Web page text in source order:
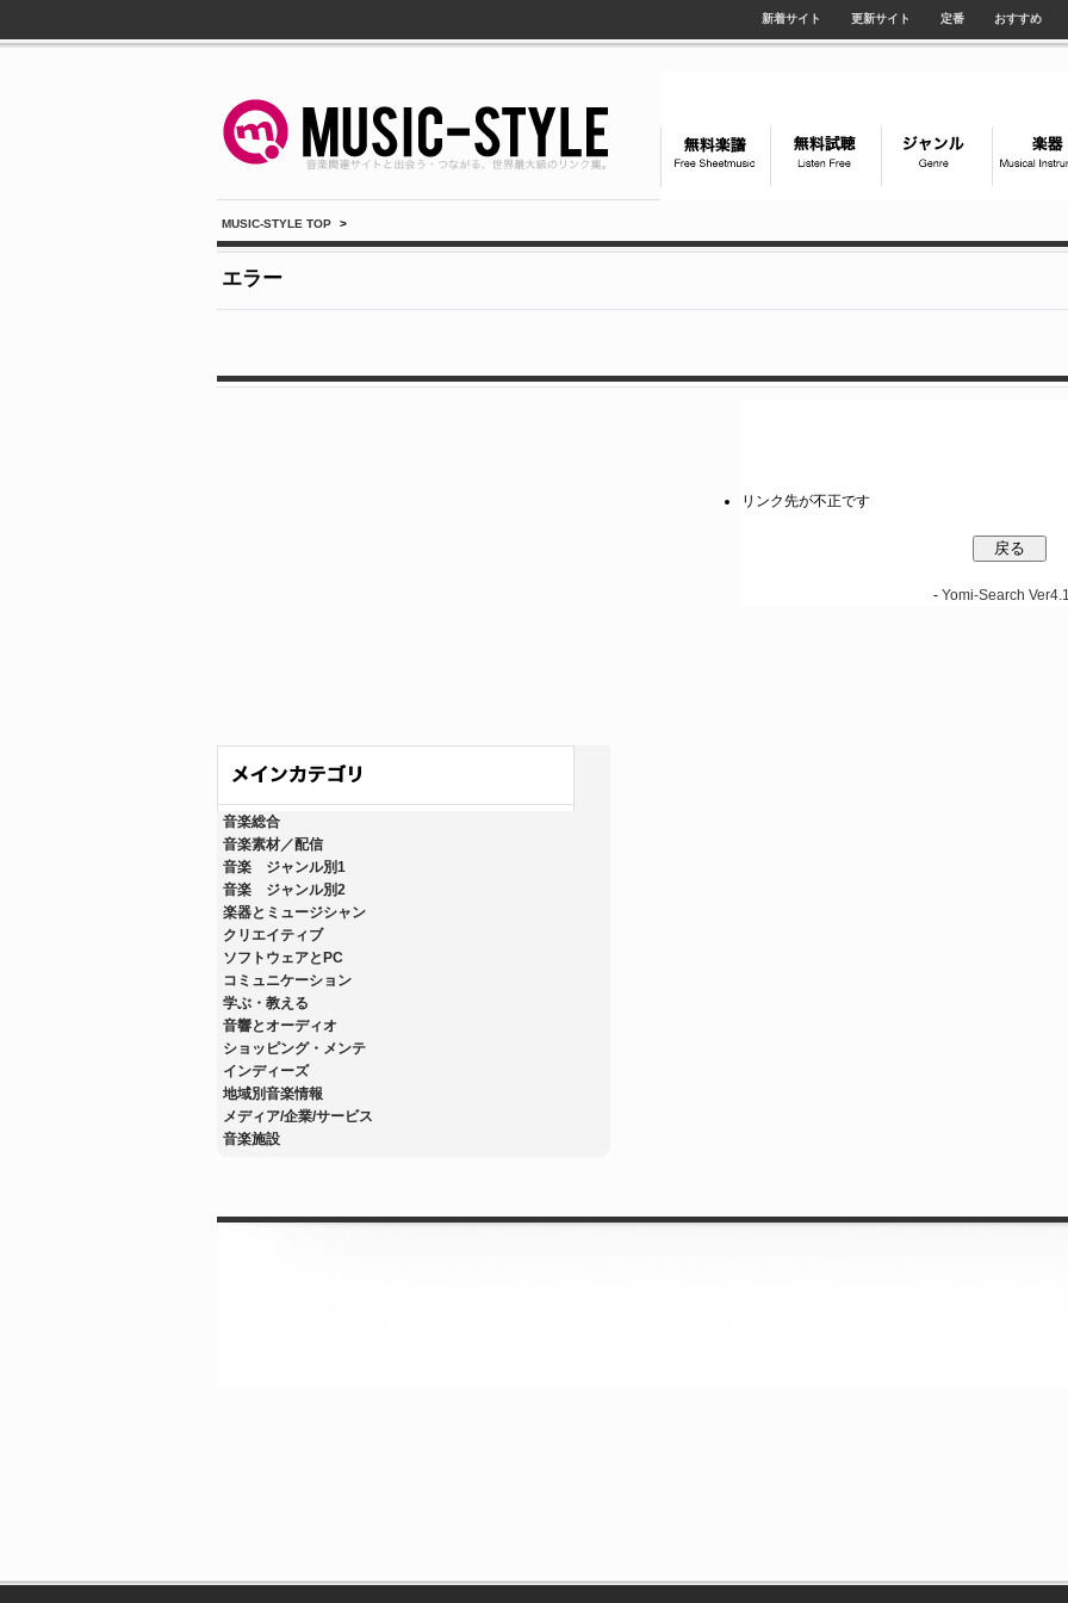
新着サイト 更新サイト 定番 おすすめ
MUSIC-STYLE TOP >
エラー
音楽総合
音楽素材／配信
音楽 ジャンル別1
音楽 ジャンル別2
楽器とミュージシャン
クリエイティブ
ソフトウェアとPC
コミュニケーション
学ぶ・教える
音響とオーディオ
ショッピング・メンテ
インディーズ
地域別音楽情報
メディア/企業/サービス
音楽施設
リンク先が不正です
- Yomi-Search